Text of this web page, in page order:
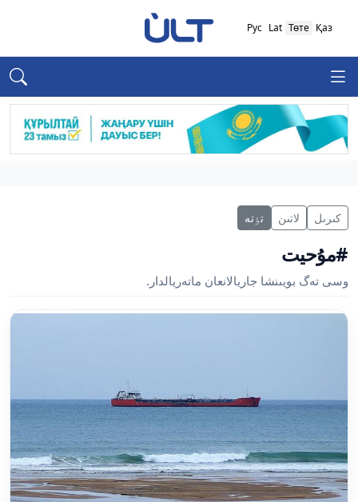
Қаз
Төте
Lat
Рус
كىرىل لاتىن تٶتە
#مۇحيت
وسى تەگ بويىنشا جاريالانعان ماتەريالدار.